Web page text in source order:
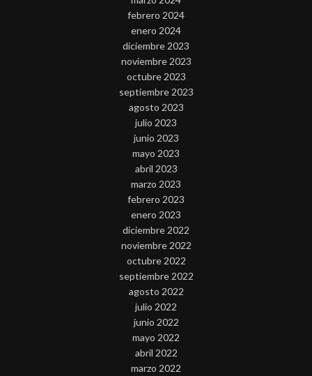
febrero 2024
enero 2024
diciembre 2023
noviembre 2023
octubre 2023
septiembre 2023
agosto 2023
julio 2023
junio 2023
mayo 2023
abril 2023
marzo 2023
febrero 2023
enero 2023
diciembre 2022
noviembre 2022
octubre 2022
septiembre 2022
agosto 2022
julio 2022
junio 2022
mayo 2022
abril 2022
marzo 2022